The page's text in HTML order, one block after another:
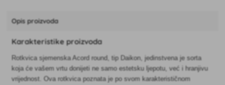
Opis proizvoda
Karakteristike proizvoda
Rotkvica sjemenska Acord round, tip Daikon, jedinstvena je sorta
koja će vašem vrtu donijeti ne samo estetsku ljepotu, već i hranjivu
vrijednost. Ova rotkvica poznata je po svom karakterističnom